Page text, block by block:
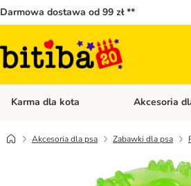
Darmowa dostawa od 99 zł **
Karma dla kota Otwórz menu
Akcesoria
Akcesoria dla psa Zabawki dla psa